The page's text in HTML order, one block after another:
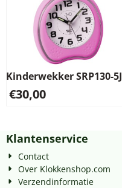
Kinderwekker SRP130-5J
€30,00
Klantenservice
Contact
Over Klokkenshop.com
Verzendinformatie